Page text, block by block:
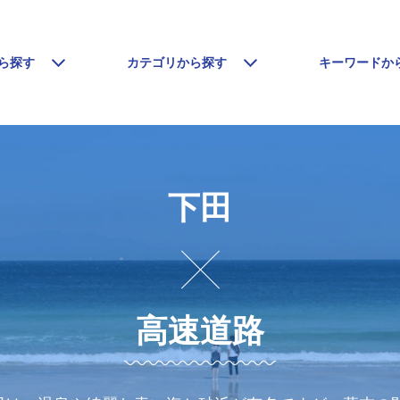
探す カテゴリから探す キーワードか
下田
高速道路